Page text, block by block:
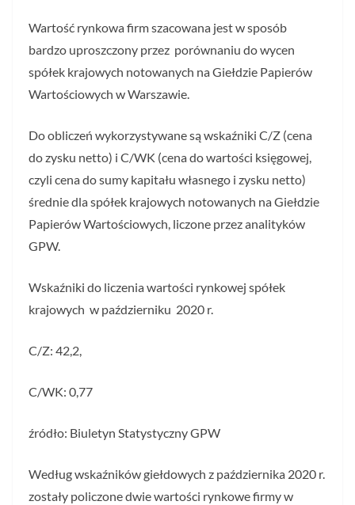
Wartość rynkowa firm szacowana jest w sposób
bardzo uproszczony przez porównaniu do wycen
spółek krajowych notowanych na Giełdzie Papierów
Wartościowych w Warszawie.
Do obliczeń wykorzystywane są wskaźniki C/Z (cena
do zysku netto) i C/WK (cena do wartości księgowej,
czyli cena do sumy kapitału własnego i zysku netto)
średnie dla spółek krajowych notowanych na Giełdzie
Papierów Wartościowych, liczone przez analityków
GPW.
Wskaźniki do liczenia wartości rynkowej spółek
krajowych w październiku 2020 r.
C/Z: 42,2,
C/WK: 0,77
źródło: Biuletyn Statystyczny GPW
Według wskaźników giełdowych z października 2020 r.
zostały policzone dwie wartości rynkowe firmy w